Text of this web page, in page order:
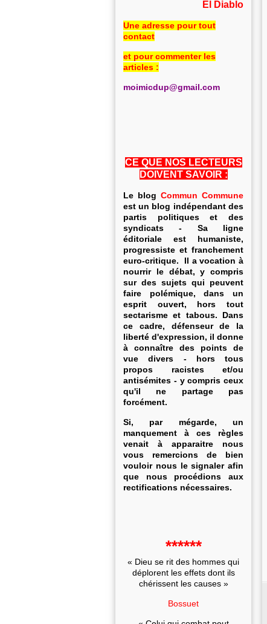
El Diablo
Une adresse pour tout
contact
et pour commenter les
articles :
moimicdup@gmail.com
CE QUE NOS LECTEURS
DOIVENT SAVOIR :
Le blog Commun Commune
est un blog indépendant des
partis politiques et des
syndicats - Sa ligne
éditoriale est humaniste,
progressiste et franchement
euro-critique. Il a vocation à
nourrir le débat, y compris
sur des sujets qui peuvent
faire polémique, dans un
esprit ouvert, hors tout
sectarisme et tabous. Dans
ce cadre, défenseur de la
liberté d'expression, il donne
à connaître des points de
vue divers - hors tous
propos racistes et/ou
antisémites - y compris ceux
qu'il ne partage pas
forcément.
Si, par mégarde, un
manquement à ces règles
venait à apparaitre nous
vous remercions de bien
vouloir nous le signaler afin
que nous procédions aux
rectifications nécessaires.
******
« Dieu se rit des hommes qui
déplorent les effets dont ils
chérissent les causes »
Bossuet